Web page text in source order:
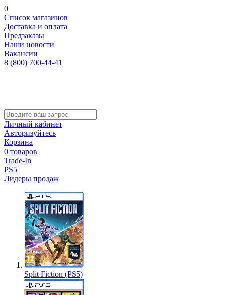
0
Список магазинов
Доставка и оплата
Предзаказы
Наши новости
Вакансии
8 (800) 700-44-41
Личный кабинет
Авторизуйтесь
Корзина
0 товаров
Trade-In
PS5
Лидеры продаж
Split Fiction (PS5)